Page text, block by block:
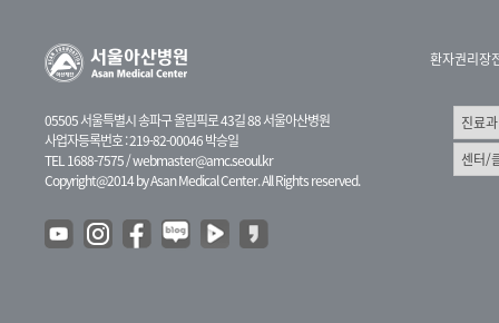
05505 서울특별시 송파구 올림픽로 43길 88 서울아산병원
사업자등록번호 : 219-82-00046 박승일
TEL 1688-7575 /webmaster@amc.seoul.kr
Copyright@2014 by Asan Medical Center. All Rights reserved.
환자권리장